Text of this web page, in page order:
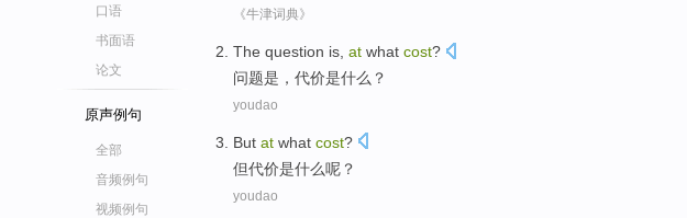
口语
书面语
论文
原声例句
全部
音频例句
视频例句
《牛津词典》
The question is at what cost?
问题是 ， 代价是什么 ？
youdao
But at what cost?
但代价是什么呢？
youdao